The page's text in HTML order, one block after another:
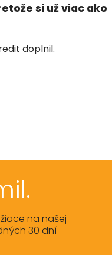
si už viac ako
doplnil.
na našej
30 dní